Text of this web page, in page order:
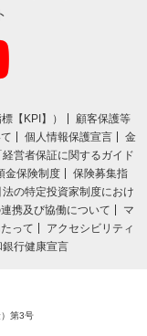
【KPI】）
顧客保護等
個人情報保護宣言
金
経営者保証に関するガイド
金保険制度
保険募集指
の特定投資家制度におけ
携及び協働について
マ
って
アクセシビリティ
銀行健康宣言
第3号